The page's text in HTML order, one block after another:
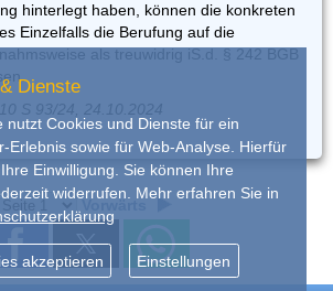
hinterlegt haben, können die konkreten
Einzelfalls die Berufung auf die
als treuwidrig iS.d. § 242 BGB
S 93/24, 24.10.2024
Dienste
nutzt Cookies und Dienste für ein
Erlebnis sowie für Web-Analyse. Hierfür
Einwilligung. Sie können Ihre
widerrufen. Mehr erfahren Sie in
akzeptieren Einstellungen